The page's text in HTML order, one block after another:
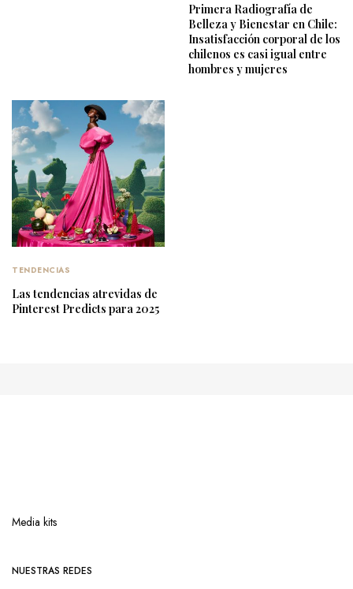
Primera Radiografía de
Belleza y Bienestar en Chile:
Insatisfacción corporal de los
chilenos es casi igual entre
hombres y mujeres
TENDENCIAS
Las tendencias atrevidas de
Pinterest Predicts para 2025
Media kits
NUESTRAS REDES